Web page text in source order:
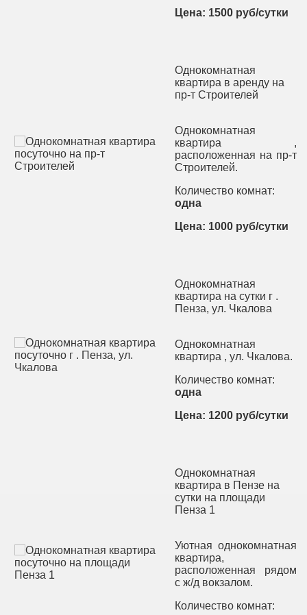
Цена: 1500 руб/сутки
Однокомнатная
квартира в аренду на
пр-т Строителей
Однокомнатная
квартира ,
расположенная на пр-т
Строителей.
Количество комнат:
одна
Цена: 1000 руб/сутки
Однокомнатная
квартира на сутки г .
Пенза, ул. Чкалова
Однокомнатная
квартира , ул. Чкалова.
Количество комнат:
одна
Цена: 1200 руб/сутки
Однокомнатная
квартира в Пензе на
сутки на площади
Пенза 1
Уютная однокомнатная
квартира,
расположенная рядом
с ж/д вокзалом.
Количество комнат: